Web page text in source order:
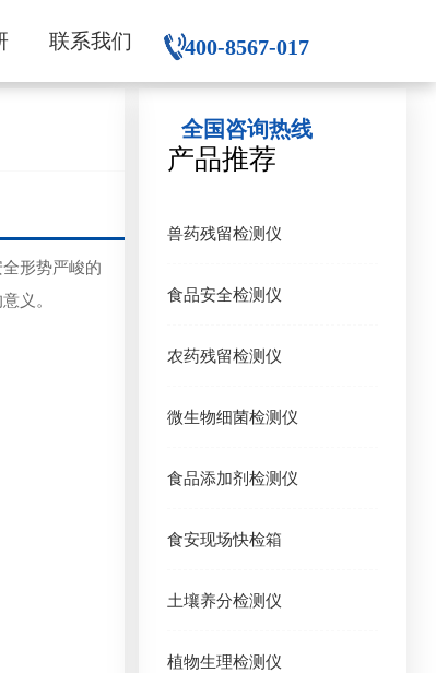
联系我们 400-8567-017
全国咨询热线
形势严峻的
义。
产品推荐
兽药残留检测仪
食品安全检测仪
农药残留检测仪
微生物细菌检测仪
食品添加剂检测仪
食安现场快检箱
土壤养分检测仪
植物生理检测仪